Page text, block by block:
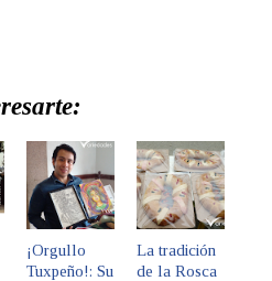
¡Orgullo
Tuxpeño!: Su
La tradición
de la Rosca